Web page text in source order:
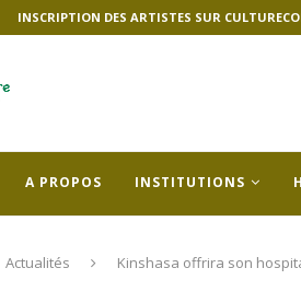
INSCRIPTION DES ARTISTES SUR
A PROPOS INSTITUTIONS
Actualités Kinshasa offrira son